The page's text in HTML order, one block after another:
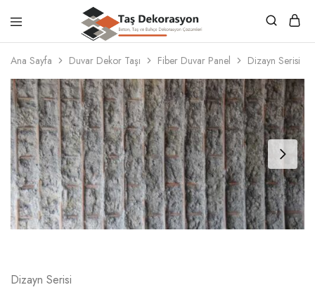
Taş
Dekorasyon
Beton,
Taş
Bahçe
Dekorasyon
Çözümleri
Ana Sayfa Duvar Dekor Taşı Fiber Duvar Panel Dizayn Serisi
Dizayn Serisi